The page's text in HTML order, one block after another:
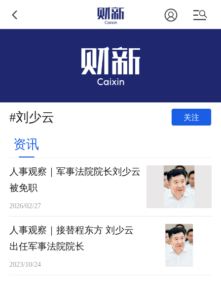
#刘少云 关注
资讯
人事观察｜军事法院院长刘少云
被免职
2026/02/27
人事观察｜接替程东方 刘少云
出任军事法院院长
2023/10/24